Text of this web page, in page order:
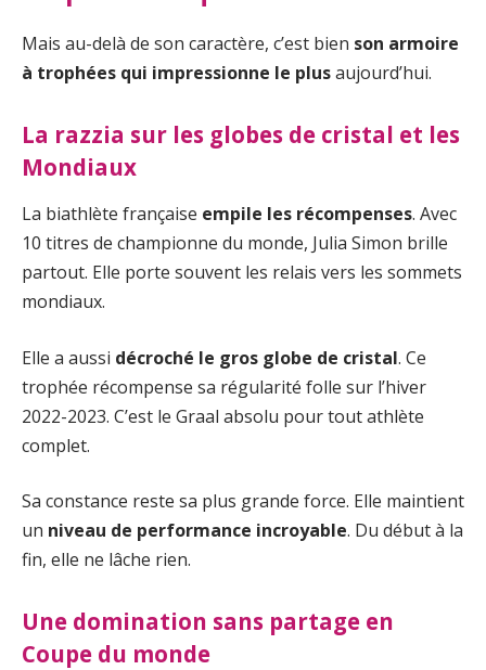
Mais au-delà de son caractère, c’est bien son armoire
à trophées qui impressionne le plusaujourd’hui.
La razzia sur les globes de cristal et les
Mondiaux
La biathlète française empile les récompenses. Avec
10 titres de championne du monde, Julia Simon brille
partout. Elle porte souvent les relais vers les sommets
mondiaux.
Elle a aussi décroché le gros globe de cristal. Ce
trophée récompense sa régularité folle sur l’hiver
2022-2023. C’est le Graal absolu pour tout athlète
complet.
Sa constance reste sa plus grande force. Elle maintient
un niveau de performance incroyable. Du début à la
fin, elle ne lâche rien.
Une domination sans partage en
Coupe du monde